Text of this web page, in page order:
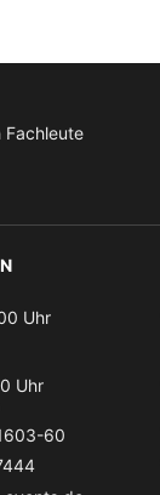
Fachleute
Uhr
Uhr
60